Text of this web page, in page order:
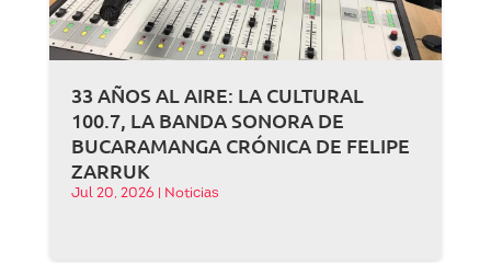
33 AÑOS AL AIRE: LA CULTURAL
100.7, LA BANDA SONORA DE
BUCARAMANGA CRÓNICA DE FELIPE
ZARRUK
Jul 20, 2026 Noticias